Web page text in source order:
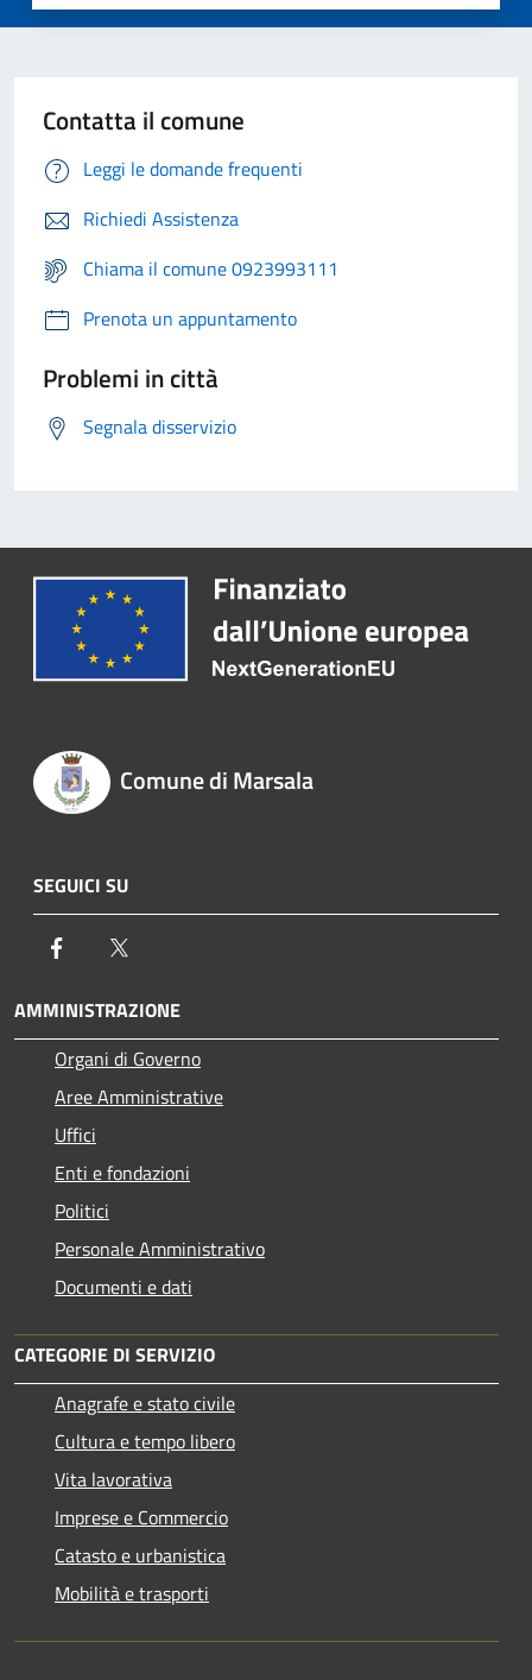
Contatta il comune
Leggi le domande frequenti
Richiedi Assistenza
Chiama il comune 0923993111
Prenota un appuntamento
Problemi in città
Segnala disservizio
Comune di Marsala
SEGUICI SU
Facebook
AMMINISTRAZIONE
Organi di Governo
Aree Amministrative
Uffici
Enti e fondazioni
Politici
Personale Amministrativo
Documenti e dati
CATEGORIE DI SERVIZIO
Anagrafe e stato civile
Cultura e tempo libero
Vita lavorativa
Imprese e Commercio
Catasto e urbanistica
Mobilità e trasporti